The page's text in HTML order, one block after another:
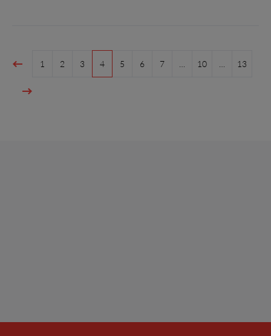
1 2 3 4 5 6 7 10 13